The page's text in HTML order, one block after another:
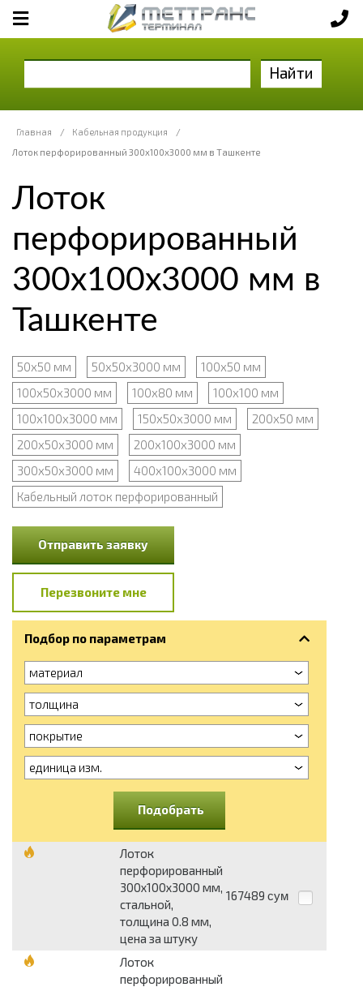
Найти
Главная / Кабельная продукция
/
Лоток перфорированный 300х100х3000 мм в Ташкенте
Лоток
перфорированный
300х100х3000 мм в
Ташкенте
50х50 мм 50х50х3000 мм
100х50 мм
100х50х3000 мм
100х80 мм
100х100 мм
100х100х3000 мм
150х50х3000 мм
200х50 мм
200х50х3000 мм
200х100х3000 мм
300х50х3000 мм
400х100х3000 мм
Кабельный лоток перфорированный
Отправить заявку
Перезвоните мне
Подбор по параметрам
материал
толщина
покрытие
единица изм.
Подобрать
Лоток
перфорированный
300х100х3000 мм,
стальной,
толщина 0.8 мм,
цена за штуку
167489 сум
Лоток
перфорированный